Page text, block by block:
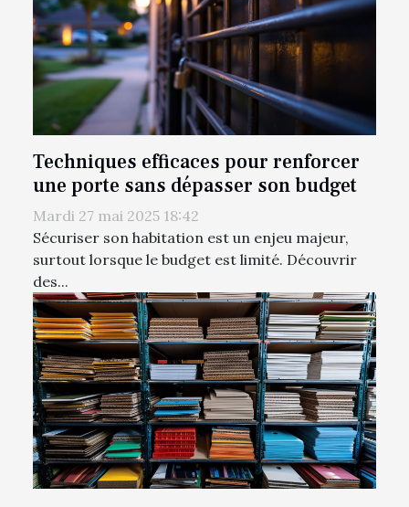
Techniques efficaces pour renforcer
une porte sans dépasser son budget
Mardi 27 mai 2025 18:42
Sécuriser son habitation est un enjeu majeur,
surtout lorsque le budget est limité. Découvrir
des...